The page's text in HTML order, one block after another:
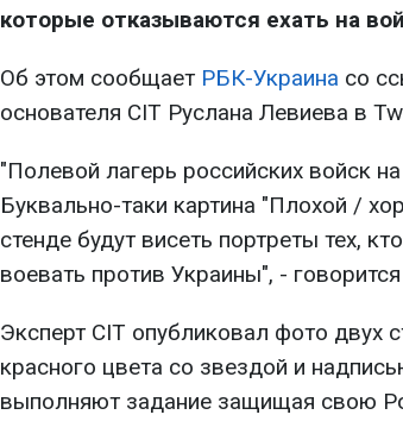
которые отказываются ехать на
Об этом сообщает РБК-Украина со
основателя CIT Руслана Левиева в
"Полевой лагерь российских войск
Буквально-таки картина "Плохой /
стенде будут висеть портреты тех,
воевать против Украины", -
Эксперт CIT опубликовал фото двух
красного цвета со звездой и
выполняют задание защищая свою